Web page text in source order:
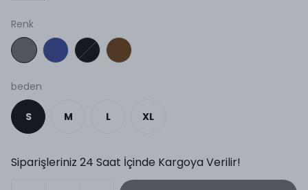
Renk
beden
S M L XL
Siparişleriniz 24 Saat İçinde Kargoya Verilir!